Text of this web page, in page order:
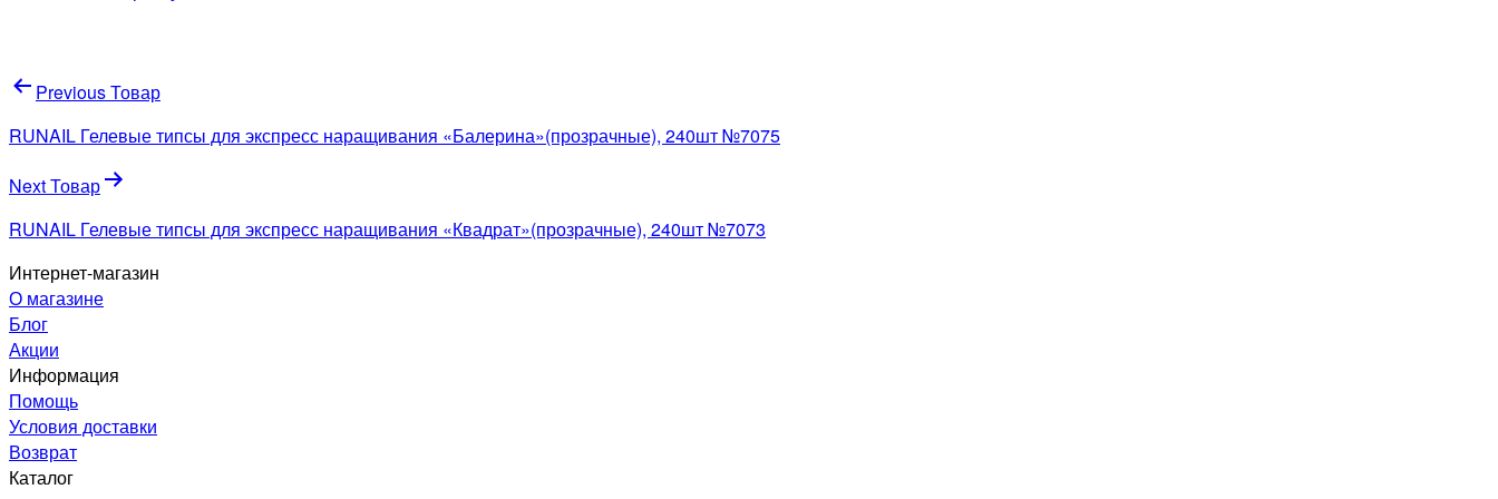
Навигация
по
записям
Previous Товар
RUNAIL Гелевые типсы для экспресс наращивания «Балерина»(прозрачные), 240шт №7075
Next Товар
RUNAIL Гелевые типсы для экспресс наращивания «Квадрат»(прозрачные), 240шт №7073
Интернет-магазин
О магазине
Блог
Акции
Информация
Помощь
Условия доставки
Возврат
Каталог